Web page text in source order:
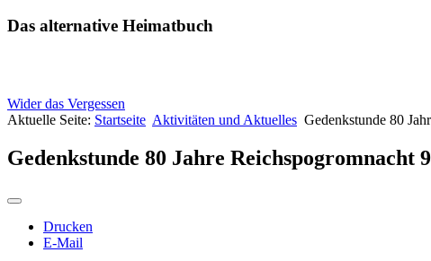
Das alternative Heimatbuch
Wider das Vergessen
Aktuelle Seite: Startseite Aktivitäten und Aktuelles Gedenkstunde 80
Gedenkstunde 80 Jahre Reichspogromnacht
Drucken
E-Mail